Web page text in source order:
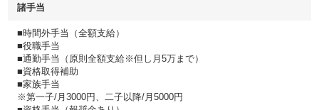
諸手当
■時間外手当（全額支給）
■役職手当
■通勤手当（原則全額支給※但し月5万まで）
■資格取得補助
■家族手当
※第一子/月3000円、二子以降/月5000円